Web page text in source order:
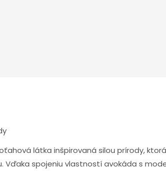
látka inšpirovaná silou prírody,
Vďaka spojeniu vlastností avokáda s